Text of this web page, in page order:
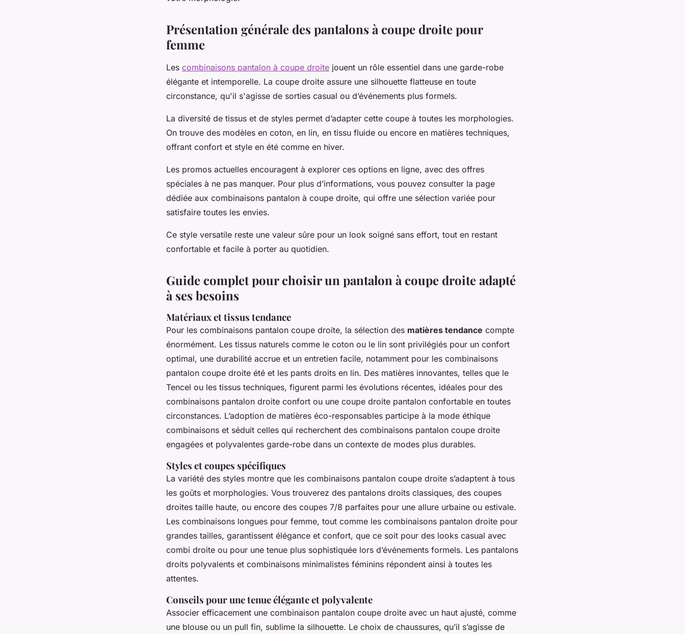
Présentation générale des pantalons à coupe droite pour
femme
Les combinaisons pantalon à coupe droite jouent un rôle essentiel dans une garde-robe
élégante et intemporelle. La coupe droite assure une silhouette flatteuse en toute
circonstance, qu'il s'agisse de sorties casual ou d’événements plus formels.
La diversité de tissus et de styles permet d’adapter cette coupe à toutes les morphologies.
On trouve des modèles en coton, en lin, en tissu fluide ou encore en matières techniques,
offrant confort et style en été comme en hiver.
Les promos actuelles encouragent à explorer ces options en ligne, avec des offres
spéciales à ne pas manquer. Pour plus d’informations, vous pouvez consulter la page
dédiée aux combinaisons pantalon à coupe droite, qui offre une sélection variée pour
satisfaire toutes les envies.
Ce style versatile reste une valeur sûre pour un look soigné sans effort, tout en restant
confortable et facile à porter au quotidien.
Guide complet pour choisir un pantalon à coupe droite adapté
à ses besoins
Matériaux et tissus tendance
Pour les combinaisons pantalon coupe droite, la sélection des matières tendance compte
énormément. Les tissus naturels comme le coton ou le lin sont privilégiés pour un confort
optimal, une durabilité accrue et un entretien facile, notamment pour les combinaisons
pantalon coupe droite été et les pants droits en lin. Des matières innovantes, telles que le
Tencel ou les tissus techniques, figurent parmi les évolutions récentes, idéales pour des
combinaisons pantalon droite confort ou une coupe droite pantalon confortable en toutes
circonstances. L’adoption de matières éco-responsables participe à la mode éthique
combinaisons et séduit celles qui recherchent des combinaisons pantalon coupe droite
engagées et polyvalentes garde-robe dans un contexte de modes plus durables.
Styles et coupes spécifiques
La variété des styles montre que les combinaisons pantalon coupe droite s’adaptent à tous
les goûts et morphologies. Vous trouverez des pantalons droits classiques, des coupes
droites taille haute, ou encore des coupes 7/8 parfaites pour une allure urbaine ou estivale.
Les combinaisons longues pour femme, tout comme les combinaisons pantalon droite pour
grandes tailles, garantissent élégance et confort, que ce soit pour des looks casual avec
combi droite ou pour une tenue plus sophistiquée lors d’événements formels. Les pantalons
droits polyvalents et combinaisons minimalistes féminins répondent ainsi à toutes les
attentes.
Conseils pour une tenue élégante et polyvalente
Associer efficacement une combinaison pantalon coupe droite avec un haut ajusté, comme
une blouse ou un pull fin, sublime la silhouette. Le choix de chaussures, qu’il s’agisse de